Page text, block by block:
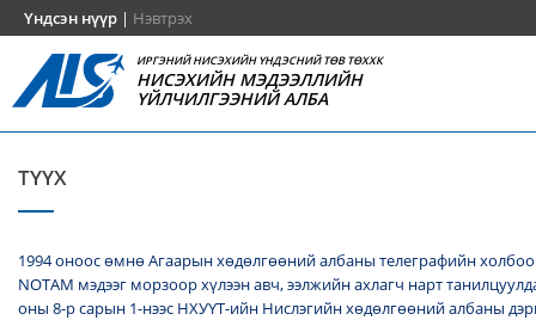
Үндсэн нүүр | Нэвтрэх
ИРГЭНИЙ НИСЭХИЙН ҮНДЭСНИЙ ТӨВ ТӨХХК
НИСЭХИЙН МЭДЭЭЛЛИЙН
ҮЙЛЧИЛГЭЭНИЙ АЛБА
ТҮҮХ
1994 оноос өмнө Агаарын хөдөлгөөний албаны телеграфийн
NОТАМ мэдээг морзоор хүлээн авч, ээлжийн ахлагч нарт
оны 8-р сарын 1-нээс НХУҮТ-ийн Нислэгийн хөдөлгөөний албаны